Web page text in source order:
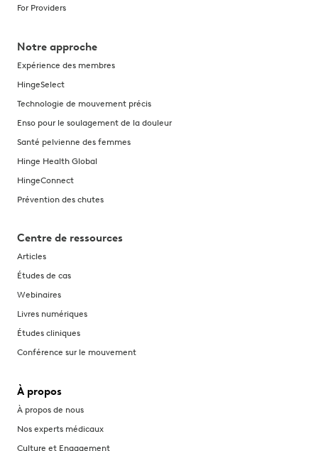
For Providers
Notre approche
Expérience des membres
HingeSelect
Technologie de mouvement précis
Enso pour le soulagement de la douleur
Santé pelvienne des femmes
Hinge Health Global
HingeConnect
Prévention des chutes
Centre de ressources
Articles
Études de cas
Webinaires
Livres numériques
Études cliniques
Conférence sur le mouvement
À propos
À propos de nous
Nos experts médicaux
Culture et Engagement